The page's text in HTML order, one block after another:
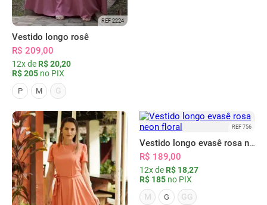
REF 2224
Vestido longo rosê
R$ 209,00
12x de R$ 20,20
R$ 205 no PIX
P M G
REF 756
Vestido longo evasê rosa neon floral
R$ 189,00
12x de R$ 18,27
R$ 185 no PIX
M
G GG